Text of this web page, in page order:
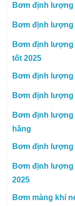
Bơm định lượng
Bơm định lượng
Bơm định
tốt 2025
Bơm định lượng
Bơm định lượng
Bơm định lượng
hãng
Bơm định lượng
Bơm định lượng
2025
Bơm màng khí